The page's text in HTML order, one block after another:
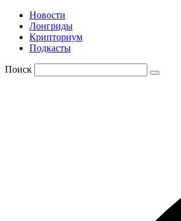
Новости
Лонгриды
Крипториум
Подкасты
Поиск